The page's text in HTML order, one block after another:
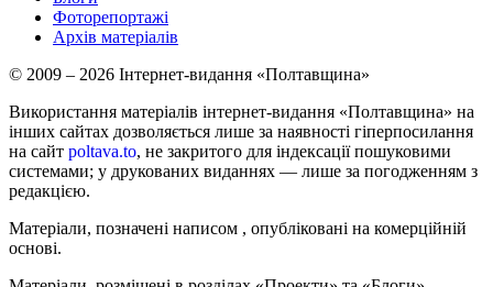
Фоторепортажі
Архів матеріалів
© 2009 – 2026 Інтернет-видання «Полтавщина»
Використання матеріалів інтернет-видання «Полтавщина» на
інших сайтах дозволяється лише за наявності гіперпосилання
на сайт poltava.to, не закритого для індексації пошуковими
системами; у друкованих виданнях — лише за погодженням з
редакцією.
Матеріали, позначені написом , опубліковані на комерційній
основі.